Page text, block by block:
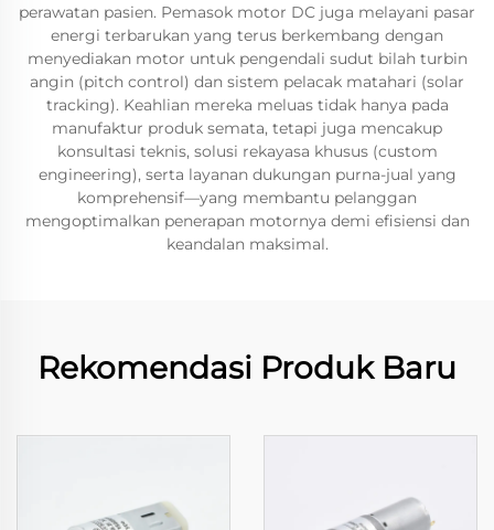
perawatan pasien. Pemasok motor DC juga melayani pasar
energi terbarukan yang terus berkembang dengan
menyediakan motor untuk pengendali sudut bilah turbin
angin (pitch control) dan sistem pelacak matahari (solar
tracking). Keahlian mereka meluas tidak hanya pada
manufaktur produk semata, tetapi juga mencakup
konsultasi teknis, solusi rekayasa khusus (custom
engineering), serta layanan dukungan purna-jual yang
komprehensif—yang membantu pelanggan
mengoptimalkan penerapan motornya demi efisiensi dan
keandalan maksimal.
Rekomendasi Produk Baru